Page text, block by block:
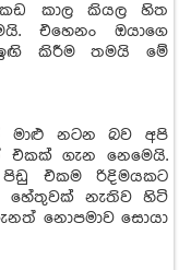
කාල කියල හිත
එහෙනං ඔයාගෙ
කිරීම තමයි මේ
මාළු නටන බව අපි
ගැන නෙමෙයි.
එකම රිදිමයකට
හේතුවක් නැතිව හිටි
නොපමාව සොයා